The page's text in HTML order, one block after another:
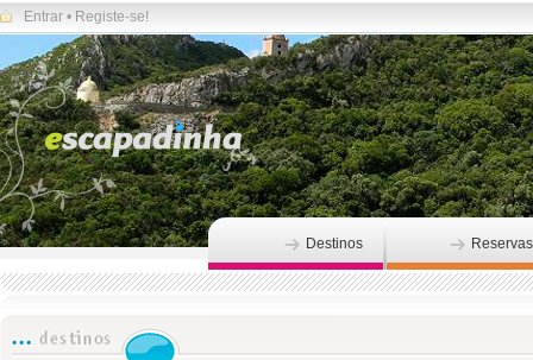
Entrar • Registe-se!
Destinos Reservas